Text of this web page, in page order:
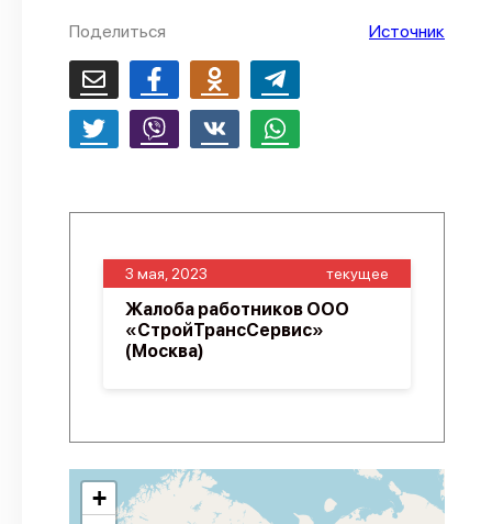
Поделиться Источник
3 мая, 2023 текущее
Жалоба работников ООО
«СтройТрансСервис»
(Москва)
+